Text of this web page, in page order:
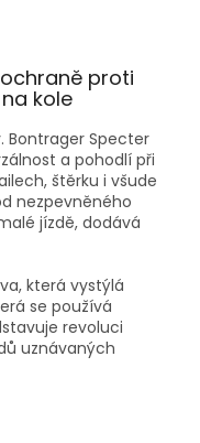
proti
kole
Bontrager Specter
a pohodlí při
štěrku i všude
nezpevněného
jízdě, dodává
která vystýlá
se používá
revoluci
uznávaných